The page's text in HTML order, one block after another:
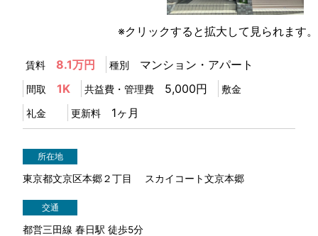
※クリックすると拡大して見られます。
賃料 8.1万円 種別 マンション・アパート
間取 1K 共益費・管理費 5,000円 敷金
礼金 更新料 1ヶ月
所在地
東京都文京区本郷２丁目 スカイコート文京本郷
交通
都営三田線 春日駅 徒歩5分